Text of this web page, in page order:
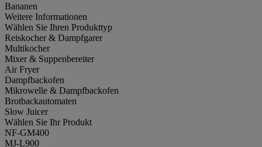
Bananen
Weitere Informationen
Wählen Sie Ihren Produkttyp
Reiskocher & Dampfgarer
Multikocher
Mixer & Suppenbereiter
Air Fryer
Dampfbackofen
Mikrowelle & Dampfbackofen
Brotbackautomaten
Slow Juicer
Wählen Sie Ihr Produkt
NF-GM400
MJ-L900